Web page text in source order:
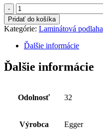
množstvo
ATÉNSKE
DREVO
10
mm
EPL176/PC198
Pridať do košíka
Kategórie: Laminátová podlaha
Ďalšie informácie
Ďalšie informácie
Odolnosť 32
Výrobca Egger